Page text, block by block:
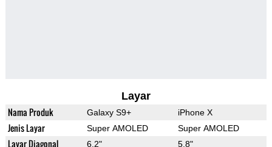
Layar
Nama Produk Galaxy S9+ iPhone X
Jenis Layar Super AMOLED Super AMOLED
Layar Diagonal 6.2" 5.8"